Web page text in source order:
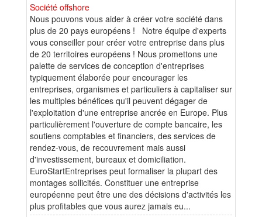
Société offshore
Nous pouvons vous aider à créer votre société dans
plus de 20 pays européens ! Notre équipe d'experts
vous conseiller pour créer votre entreprise dans plus
de 20 territoires européens ! Nous promettons une
palette de services de conception d'entreprises
typiquement élaborée pour encourager les
entreprises, organismes et particuliers à capitaliser sur
les multiples bénéfices qu'il peuvent dégager de
l'exploitation d'une entreprise ancrée en Europe. Plus
particulièrement l'ouverture de compte bancaire, les
soutiens comptables et financiers, des services de
rendez-vous, de recouvrement mais aussi
d'investissement, bureaux et domiciliation.
EuroStartEntreprises peut formaliser la plupart des
montages sollicités. Constituer une entreprise
européenne peut être une des décisions d'activités les
plus profitables que vous aurez jamais eu...